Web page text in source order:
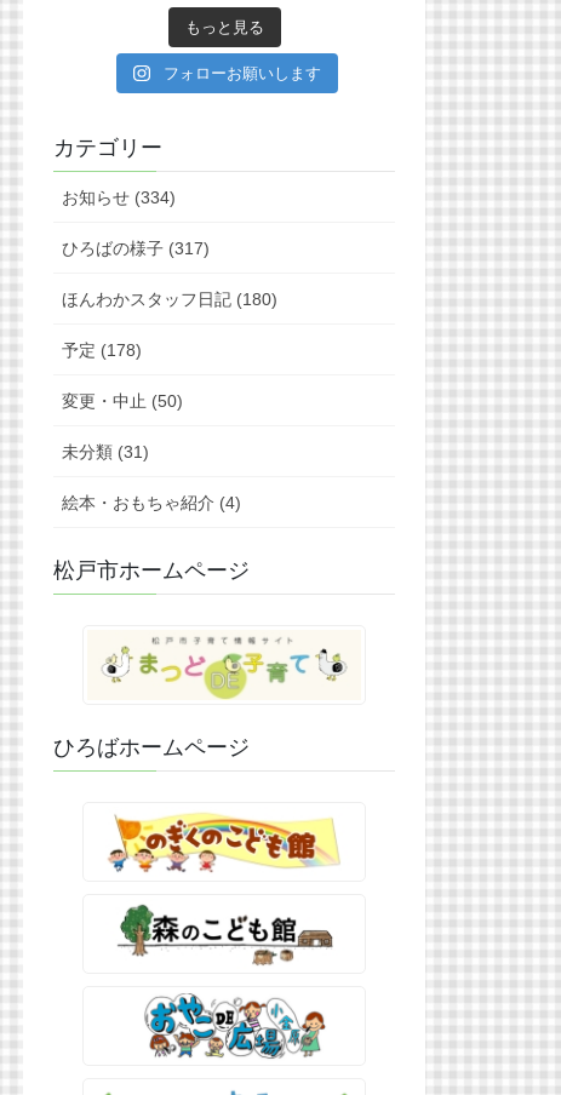
もっと見る
フォローお願いします
カテゴリー
お知らせ (334)
ひろばの様子 (317)
ほんわかスタッフ日記 (180)
予定 (178)
変更・中止 (50)
未分類 (31)
絵本・おもちゃ紹介 (4)
松戸市ホームページ
ひろばホームページ